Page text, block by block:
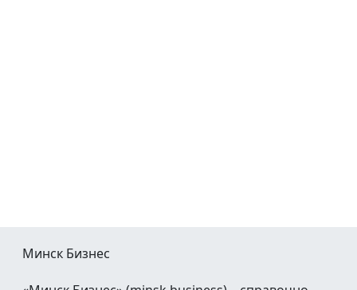
Минск Бизнес